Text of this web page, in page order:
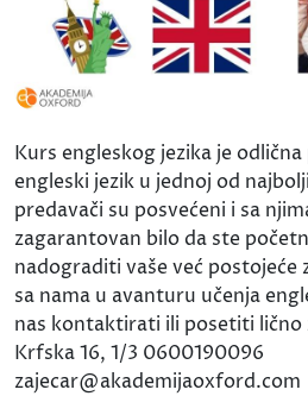
Kurs engleskog jezika je
engleski jezik u jednoj od
predavači su posvećeni i sa
zagarantovan bilo da ste
nadograditi vaše već postojeće
sa nama u avanturu učenja
nas kontaktirati ili posetiti lično
Krfska 16, 1/3 0600190096
zajecar@akademijaoxford.com